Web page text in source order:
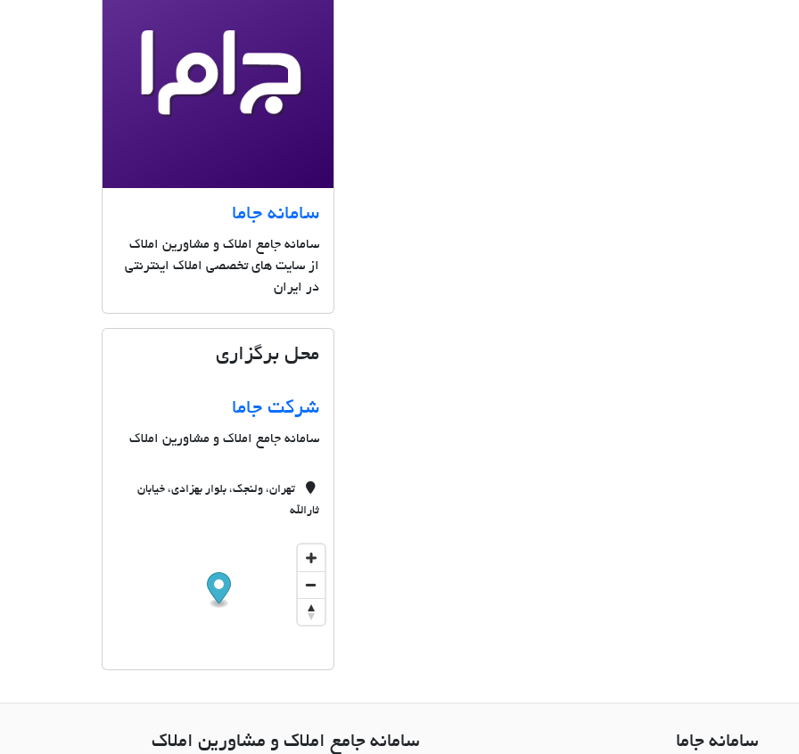
سامانه جاما
سامانه جامع املاک و مشاورین املاک
از سایت های تخصصی املاک اینترنتی
در ایران
محل برگزاری
شرکت جاما
سامانه جامع املاک و مشاورین املاک
تهران، ولنجک، بلوار بهزادی، خیابان
ثارالله
سامانه جاما سامانه جامع املاک و مشاورین املاک